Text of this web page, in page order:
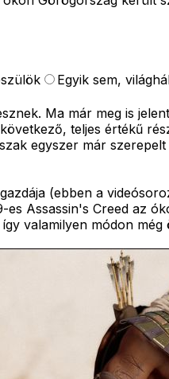
Egyik sem,
Ma már meg is
teljes értékű
egyszer már
(ebben a
Assassin's Creed az
valamilyen módon